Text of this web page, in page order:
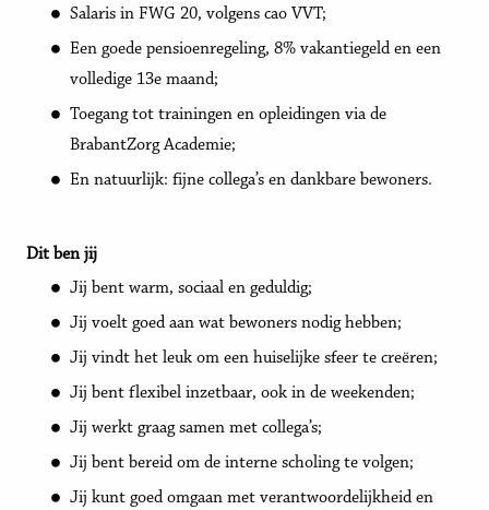
Salaris in FWG 20, volgens cao VVT;
Een goede pensioenregeling, 8% vakantiegeld en een
volledige 13e maand;
Toegang tot trainingen en opleidingen via de
BrabantZorg Academie;
En natuurlijk: fijne collega’s en dankbare bewoners.
Dit ben jij
Jij bent warm, sociaal en geduldig;
Jij voelt goed aan wat bewoners nodig hebben;
Jij vindt het leuk om een huiselijke sfeer te creëren;
Jij bent flexibel inzetbaar, ook in de weekenden;
Jij werkt graag samen met collega’s;
Jij bent bereid om de interne scholing te volgen;
Jij kunt goed omgaan met verantwoordelijkheid en